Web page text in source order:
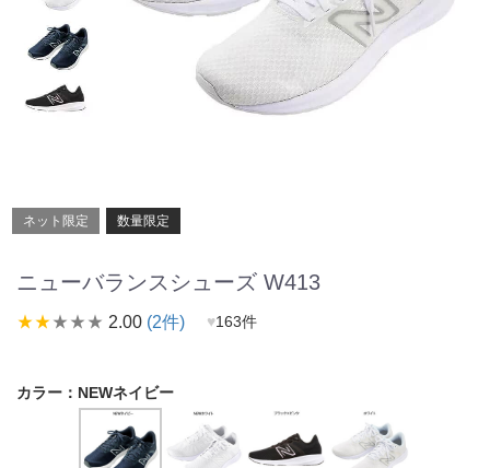
ネット限定 数量限定
ニューバランスシューズ W413
star_ratestar_ratestar_rate star_rate star_rate 2.00 (2件) ♥163件
カラー： NEWネイビー